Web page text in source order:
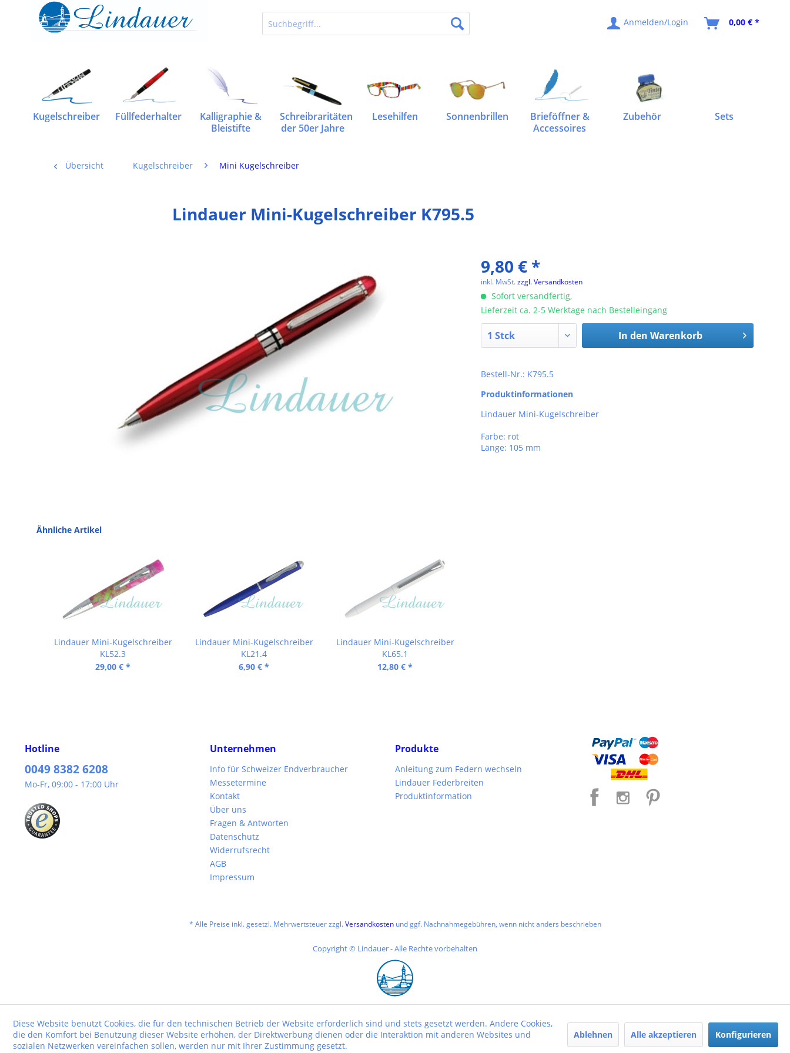
Anmelden/Login 0,00 € *
Kugelschreiber Füllfederhalter
Kalligraphie &
Bleistifte
Schreibraritäten
der 50er Jahre
Lesehilfen Sonnenbrillen
Brieföffner &
Accessoires
Zubehör Sets
Übersicht Kugelschreiber Mini Kugelschreiber
Lindauer Mini-Kugelschreiber K795.5
9,80 € *
inkl. MwSt.zzgl. Versandkosten
Sofort versandfertig,
Lieferzeit ca. 2-5 Werktage nach Bestelleingang
In den Warenkorb
Bestell-Nr.: K795.5
Produktinformationen
Lindauer Mini-Kugelschreiber
Farbe: rot
Länge: 105 mm
Ähnliche Artikel
Lindauer Mini-Kugelschreiber
KL52.3
29,00 € *
Lindauer Mini-Kugelschreiber
KL21.4
6,90 € *
Lindauer Mini-Kugelschreiber
KL65.1
12,80 € *
Hotline
0049 8382 6208
Mo-Fr, 09:00 - 17:00 Uhr
Unternehmen
Info für Schweizer Endverbraucher
Messetermine
Kontakt
Über uns
Fragen & Antworten
Datenschutz
Widerrufsrecht
AGB
Impressum
Produkte
Anleitung zum Federn wechseln
Lindauer Federbreiten
Produktinformation
* Alle Preise inkl. gesetzl. Mehrwertsteuer zzgl.Versandkostenund ggf. Nachnahmegebühren, wenn nicht anders beschrieben
Copyright © Lindauer - Alle Rechte vorbehalten
Diese Website benutzt Cookies, die für den technischen Betrieb der Website erforderlich sind und stets gesetzt werden. Andere Cookies,
die den Komfort bei Benutzung dieser Website erhöhen, der Direktwerbung dienen oder die Interaktion mit anderen Websites und
sozialen Netzwerken vereinfachen sollen, werden nur mit Ihrer Zustimmung gesetzt.
Ablehnen Alle akzeptieren Konfigurieren